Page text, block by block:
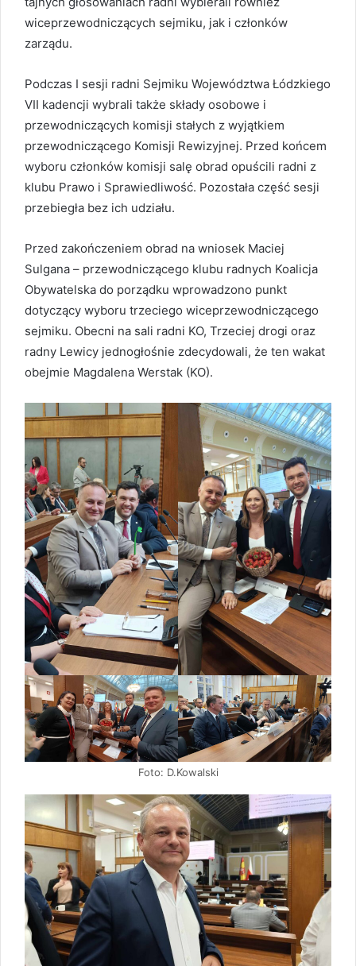
wiceprzewodniczących sejmiku, jak i członków
zarządu.
Podczas I sesji radni Sejmiku Województwa Łódzkiego
VII kadencji wybrali także składy osobowe i
przewodniczących komisji stałych z wyjątkiem
przewodniczącego Komisji Rewizyjnej. Przed końcem
wyboru członków komisji salę obrad opuścili radni z
klubu Prawo i Sprawiedliwość. Pozostała część sesji
przebiegła bez ich udziału.
Przed zakończeniem obrad na wniosek Maciej
Sulgana – przewodniczącego klubu radnych Koalicja
Obywatelska do porządku wprowadzono punkt
dotyczący wyboru trzeciego wiceprzewodniczącego
sejmiku. Obecni na sali radni KO, Trzeciej drogi oraz
radny Lewicy jednogłośnie zdecydowali, że ten wakat
obejmie Magdalena Werstak (KO).
Foto: D.Kowalski